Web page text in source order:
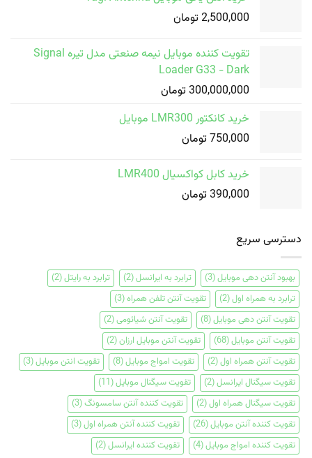
2,500,000 تومان
تقویت کننده موبایل نیمه صنعتی مدل تیره Signal
Loader G33 - Dark
300,000,000 تومان
خرید کانکتور LMR300 موبایل
750,000 تومان
خرید کابل کواکسیال LMR400
390,000 تومان
دسترسی سریع
بهبود آنتن دهی موبایل(3) ترابرد به ایرانسل(2) ترابرد به رایتل(2)
ترابرد به همراه اول(2) تقویت آنتن تلفن همراه(3)
تقویت آنتن دهی موبایل(8) تقویت آنتن شیائومی(2)
تقویت آنتن موبایل(68) تقویت آنتن موبایل ارزان(2)
تقویت آنتن همراه اول(2) تقویت امواج موبایل(8) تقویت انتن موبایل(3)
تقویت سیگنال ایرانسل(2) تقویت سیگنال موبایل(11)
تقویت سیگنال همراه اول(2) تقویت کننده آنتن سامسونگ(3)
تقویت کننده آنتن موبایل(26) تقویت کننده آنتن همراه اول(3)
تقویت کننده امواج موبایل(4) تقویت کننده ایرانسل(2)